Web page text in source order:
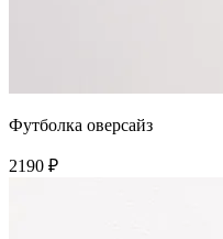
Футболка оверсайз
2190 ₽